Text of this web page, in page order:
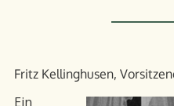
Fritz Kellinghusen,
Ein